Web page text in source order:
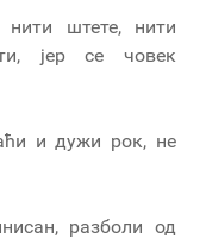
штете, нити
јер се човек
и дужи рок, не
разболи од